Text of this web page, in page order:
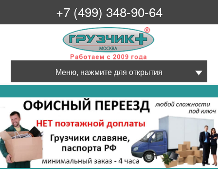
+7 (499) 348-90-64
Грузчик+
Меню, нажмите для открытия